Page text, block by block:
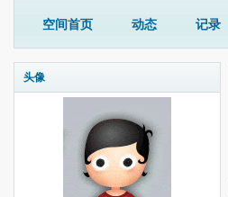
空间首页 动态 记录
头像